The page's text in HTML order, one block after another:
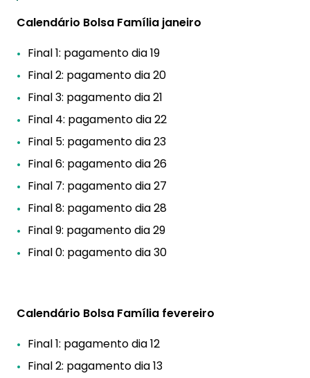
Calendário Bolsa Família janeiro
Final 1: pagamento dia 19
Final 2: pagamento dia 20
Final 3: pagamento dia 21
Final 4: pagamento dia 22
Final 5: pagamento dia 23
Final 6: pagamento dia 26
Final 7: pagamento dia 27
Final 8: pagamento dia 28
Final 9: pagamento dia 29
Final 0: pagamento dia 30
Calendário Bolsa Família fevereiro
Final 1: pagamento dia 12
Final 2: pagamento dia 13